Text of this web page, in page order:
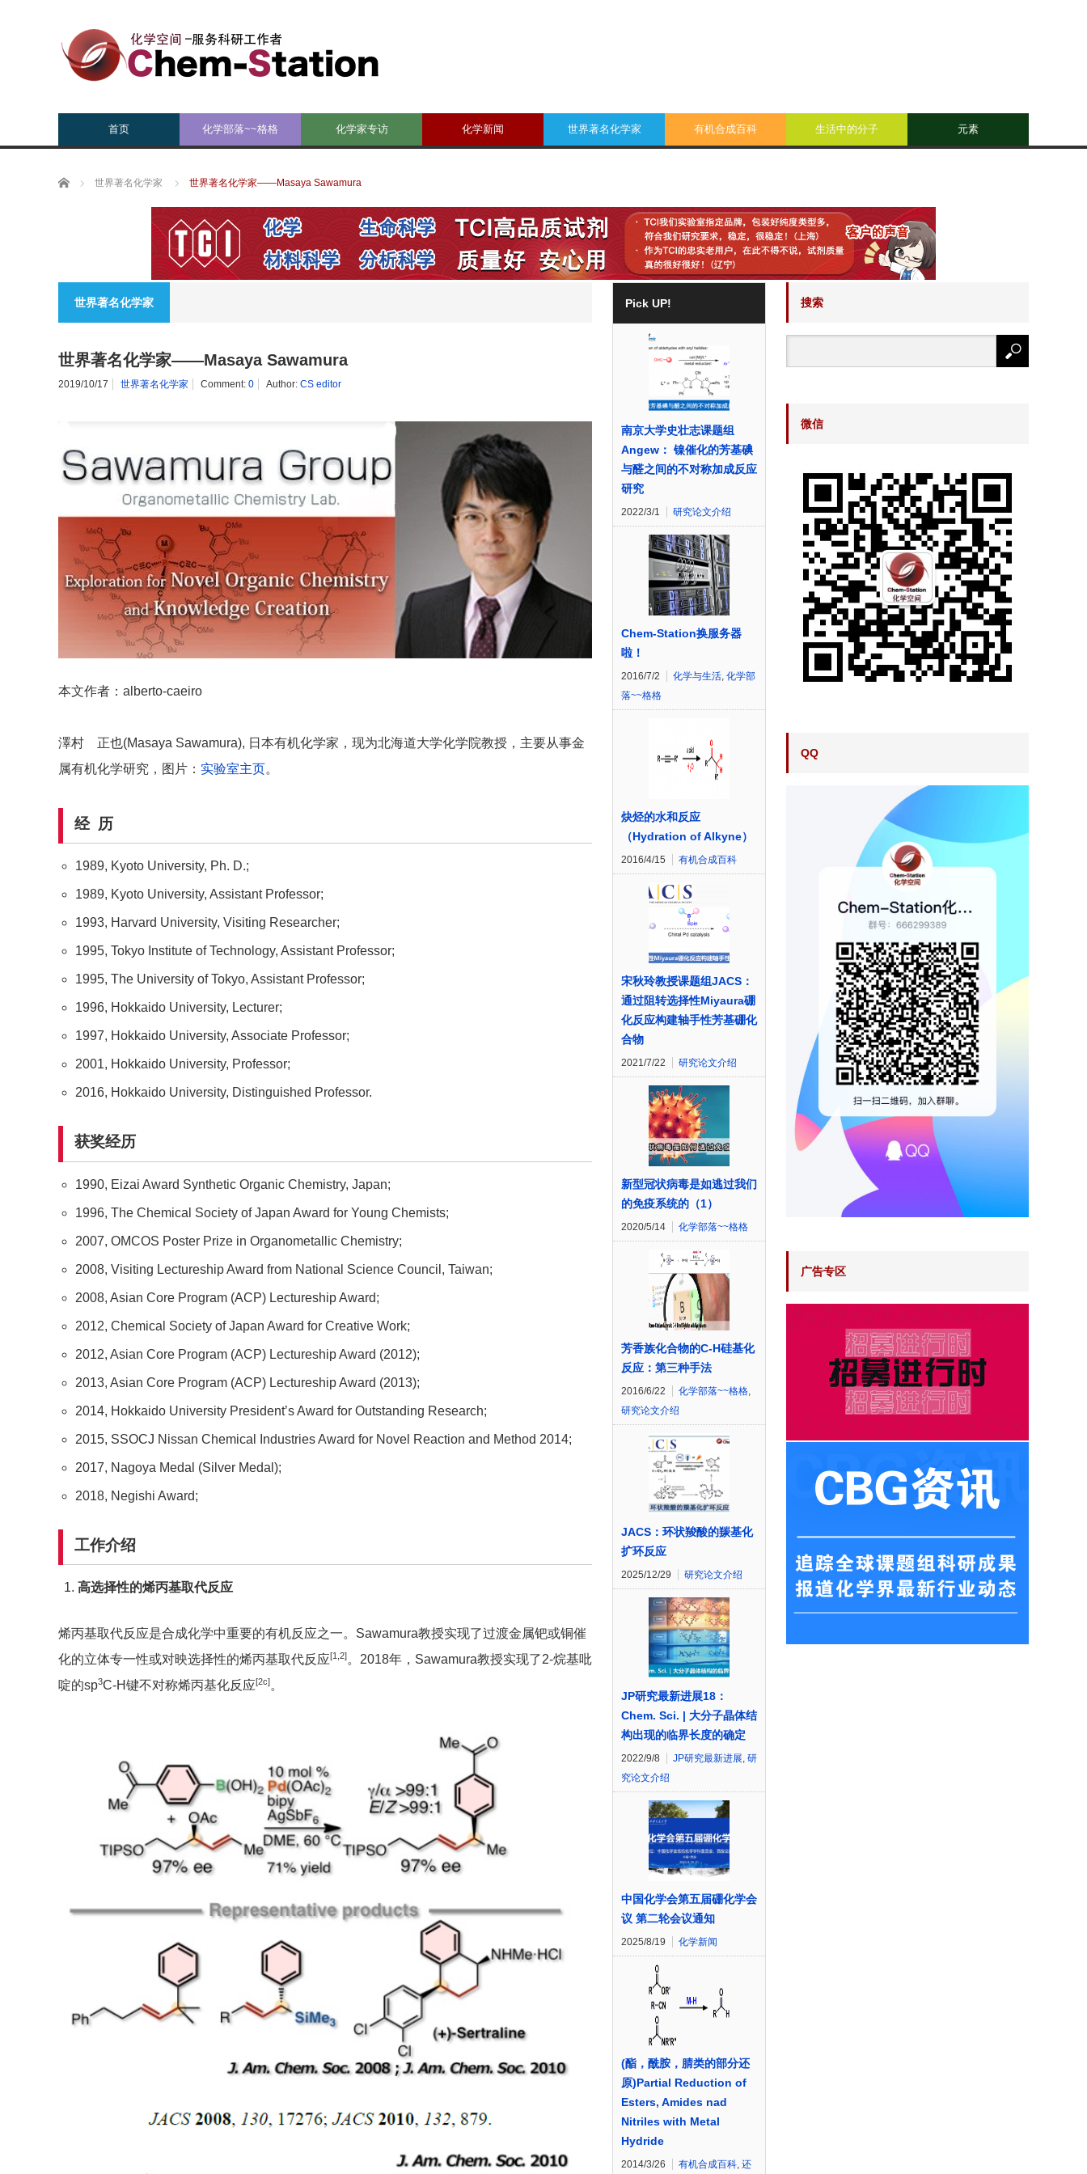
首页 化学部落~~格格 化学家专访 化学新闻 世界著名化学家 有机合成百科 生活中的分子 元素
Home 世界著名化学家 世界著名化学家——Masaya Sawamura
世界著名化学家
世界著名化学家——Masaya Sawamura
2019/10/17 世界著名化学家 Comment: 0 Author: CS editor
本文作者：alberto-caeiro
澤村 正也(Masaya Sawamura), 日本有机化学家，现为北海道大学化学院教授，主要从事金
属有机化学研究，图片： 实验室主页。
经 历
1989, Kyoto University, Ph. D.;
1989, Kyoto University, Assistant Professor;
1993, Harvard University, Visiting Researcher;
1995, Tokyo Institute of Technology, Assistant Professor;
1995, The University of Tokyo, Assistant Professor;
1996, Hokkaido University, Lecturer;
1997, Hokkaido University, Associate Professor;
2001, Hokkaido University, Professor;
2016, Hokkaido University, Distinguished Professor.
获奖经历
1990, Eizai Award Synthetic Organic Chemistry, Japan;
1996, The Chemical Society of Japan Award for Young Chemists;
2007, OMCOS Poster Prize in Organometallic Chemistry;
2008, Visiting Lectureship Award from National Science Council, Taiwan;
2008, Asian Core Program (ACP) Lectureship Award;
2012, Chemical Society of Japan Award for Creative Work;
2012, Asian Core Program (ACP) Lectureship Award (2012);
2013, Asian Core Program (ACP) Lectureship Award (2013);
2014, Hokkaido University President’s Award for Outstanding Research;
2015, SSOCJ Nissan Chemical Industries Award for Novel Reaction and Method 2014;
2017, Nagoya Medal (Silver Medal);
2018, Negishi Award;
工作介绍
高选择性的烯丙基取代反应
烯丙基取代反应是合成化学中重要的有机反应之一。Sawamura教授实现了过渡金属钯或铜催
化的立体专一性或对映选择性的烯丙基取代反应[1,2] 。2018年，Sawamura教授实现了2-烷基吡
啶的sp3C-H键不对称烯丙基化反应[2c] 。
Pick UP!
南京大学史壮志课题组
Angew： 镍催化的芳基碘
与醛之间的不对称加成反应
研究
2022/3/1 研究论文介绍
Chem-Station换服务器
啦！
2016/7/2 化学与生活, 化学部
落~~格格
炔烃的水和反应
（Hydration of Alkyne）
2016/4/15 有机合成百科
宋秋玲教授课题组JACS：
通过阻转选择性Miyaura硼
化反应构建轴手性芳基硼化
合物
2021/7/22 研究论文介绍
新型冠状病毒是如逃过我们
的免疫系统的（1）
2020/5/14 化学部落~~格格
芳香族化合物的C-H硅基化
反应：第三种手法
2016/6/22 化学部落~~格格,
研究论文介绍
JACS：环状羧酸的羰基化
扩环反应
2025/12/29 研究论文介绍
JP研究最新进展18：
Chem. Sci. | 大分子晶体结
构出现的临界长度的确定
2022/9/8 JP研究最新进展, 研
究论文介绍
中国化学会第五届硼化学会
议 第二轮会议通知
2025/8/19 化学新闻
(酯，酰胺，腈类的部分还
原)Partial Reduction of
Esters, Amides nad
Nitriles with Metal
Hydride
2014/3/26 有机合成百科, 还
搜索
微信
QQ
广告专区